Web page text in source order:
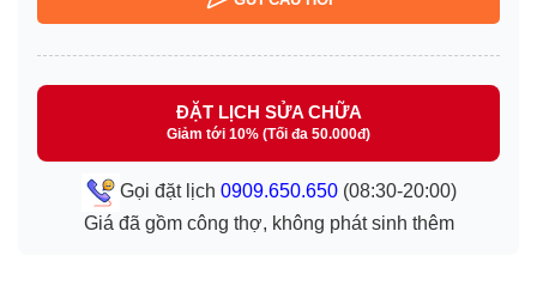
ĐẶT LỊCH SỬA CHỮA
Giảm tới 10% (Tối đa 50.000đ)
Gọi đặt lịch 0909.650.650(08:30-20:00)
Giá đã gồm công thợ, không phát sinh thêm